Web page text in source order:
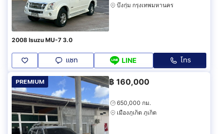
บึงกุ่ม กรุงเทพมหานคร
2008 Isuzu MU-7 3.0
แชท LINE โทร
PREMIUM ฿ 160,000
650,000 กม.
เมืองภูเก็ต ภูเก็ต